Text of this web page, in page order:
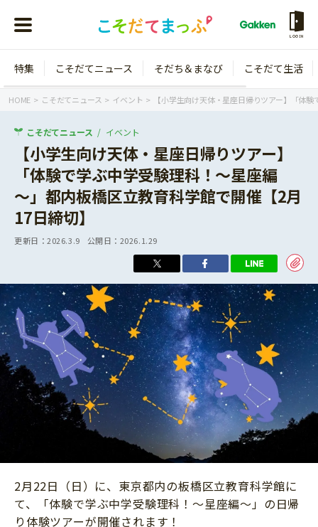
LOGIN
年齢から探す
0歳
2歳
年長
小学1年生
小学2年生
小学3年生
小学4年生
小学5年生
小学6年生
特集
こそだてニュース
イベント
ニュース
そだち＆まなび
ワーク・ドリル
幼稚園・保育園
小学校
科学・プログラミング
絵本・読み聞かせ
自由研究・工作
読書感想文
こそだて生活
住まい
ファッション・美容
行事・イベント
親子でいっしょに
人間関係
こそだてマンガ
特集 こそだてニュース そだち＆まなび こそだて生活
HOME こそだてニュース イベント 【小学生向け天体・星座日帰りツアー】「体
こそだてニュース イベント
【小学生向け天体・星座日帰りツアー】
「体験で学ぶ中学受験理科！～星座編
～」都内板橋区立教育科学館で開催【2月
17日締切】
更新日：2026.3.9 公開日： 2026.1.29
2月22日（日）に、東京都内の板橋区立教育科学館に
て、「体験で学ぶ中学受験理科！～星座編～」の日帰
り体験ツアーが開催されます！